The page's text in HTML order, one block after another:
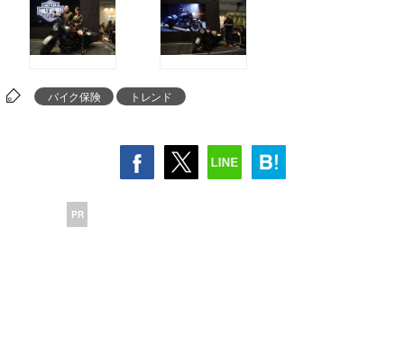
バイク保険 トレンド
PR